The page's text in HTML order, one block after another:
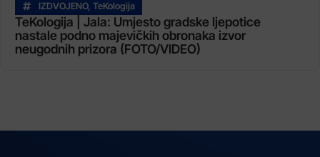
IZDVOJENO, TeKologija
TeKologija | Jala: Umjesto gradske ljepotice
nastale podno majevičkih obronaka izvor
neugodnih prizora (FOTO/VIDEO)